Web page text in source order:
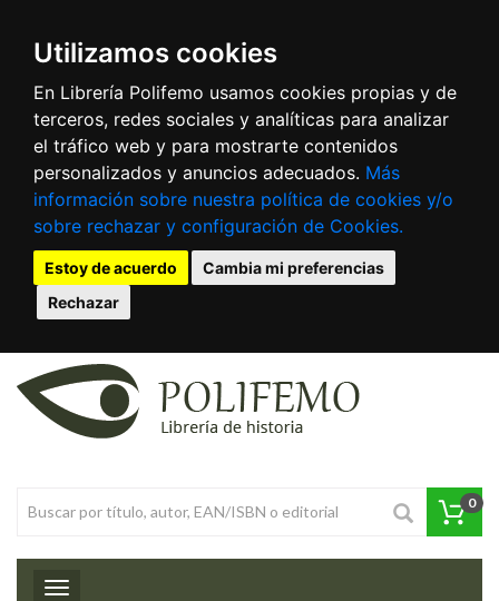
Utilizamos cookies
En Librería Polifemo usamos cookies propias y de
terceros, redes sociales y analíticas para analizar
el tráfico web y para mostrarte contenidos
personalizados y anuncios adecuados. Más
información sobre nuestra política de cookies y/o
sobre rechazar y configuración de Cookies.
Estoy de acuerdo
Cambia mi preferencias
Rechazar
0
Toggle navigation